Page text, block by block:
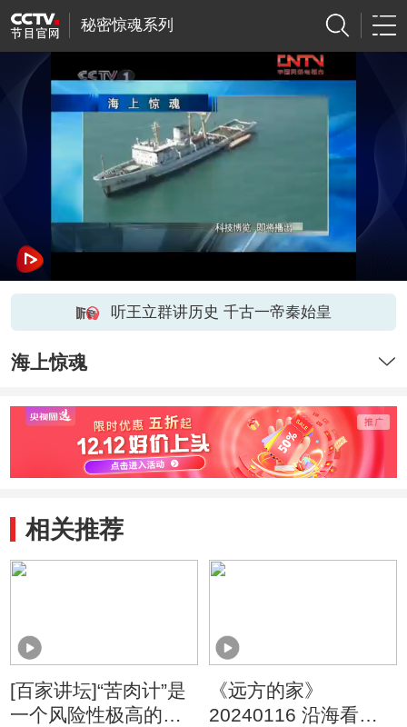
秘密惊魂系列
听王立群讲历史 千古一帝秦始皇
海上惊魂
相关推荐
[百家讲坛]“苦肉计”是
一个风险性极高的计
《远方的家》
20240116 沿海看中